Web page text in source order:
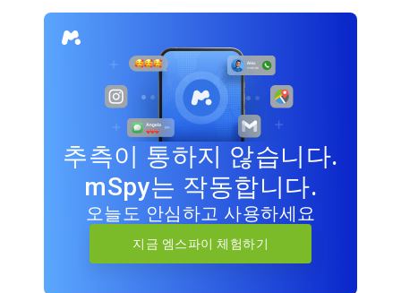
추측이 통하지 않습니다.
mSpy는 작동합니다.
오늘도 안심하고 사용하세요
지금 엠스파이 체험하기